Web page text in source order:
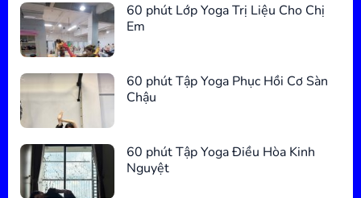
60 phút Lớp Yoga Trị Liệu Cho Chị
Em
60 phút Tập Yoga Phục Hồi Cơ Sàn
Chậu
60 phút Tập Yoga Điều Hòa Kinh
Nguyệt